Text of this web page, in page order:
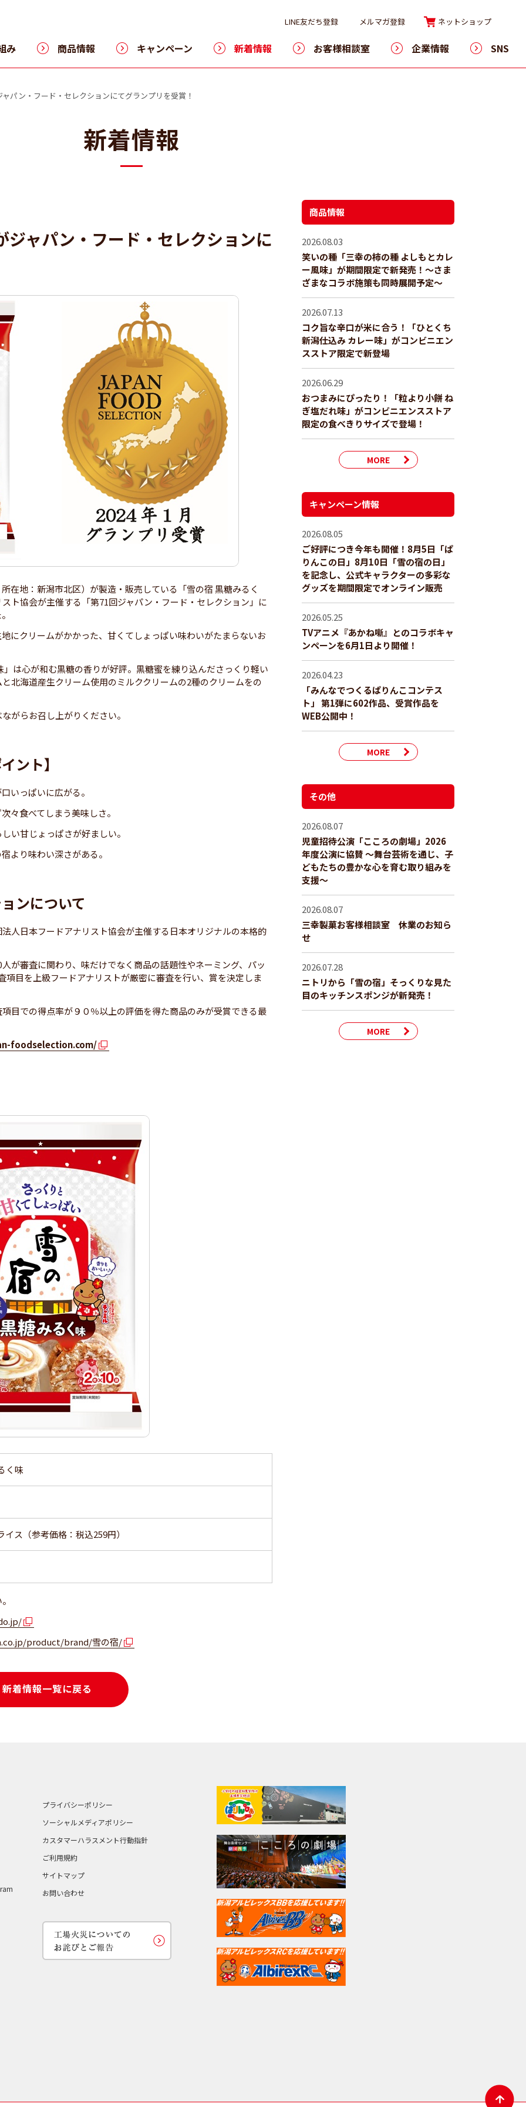
LINE友だち登録 メルマガ登録 ネットショップ
み 商品情報 キャンペーン 新着情報 お客様相談室 企業情報 SNS
パン・フード・セレクションにてグランプリを受賞！
新着情報
ジャパン・フード・セレクションに
在地：新潟市北区）が製造・販売している「雪の宿 黒糖みるく
ト協会が主催する「第71回ジャパン・フード・セレクション」に
にクリームがかかった、甘くてしょっぱい味わいがたまらないお
は心が和む黒糖の香りが好評。黒糖蜜を練り込んださっくり軽い
北海道産生クリーム使用のミルククリームの2種のクリームをの
がらお召し上がりください。
ント】
いっぱいに広がる。
々食べてしまう美味しさ。
い甘じょっぱさが好ましい。
より味わい深さがある。
ンについて
人日本フードアナリスト協会が主催する日本オリジナルの本格的
が審査に関わり、味だけでなく商品の話題性やネーミング、パッ
項目を上級フードアナリストが厳密に審査を行い、賞を決定しま
目での得点率が９０％以上の評価を得た商品のみが受賞できる最
foodselection.com/
く味
ス（参考価格：税込259円）
product/brand/雪の宿/
新着情報一覧に戻る
商品情報
2026.08.03
笑いの種「三幸の柿の種 よしもとカレ
ー風味」が期間限定で新発売！～さま
ざまなコラボ施策も同時展開予定～
2026.07.13
コク旨な辛口が米に合う！「ひとくち
新潟仕込み カレー味」がコンビニエン
スストア限定で新登場
2026.06.29
おつまみにぴったり！「粒より小餅 ね
ぎ塩だれ味」がコンビニエンスストア
限定の食べきりサイズで登場！
MORE
キャンペーン情報
2026.08.05
ご好評につき今年も開催！8月5日「ぱ
りんこの日」8月10日「雪の宿の日」
を記念し、公式キャラクターの多彩な
グッズを期間限定でオンライン販売
2026.05.25
TVアニメ『あかね噺』とのコラボキャ
ンペーンを6月1日より開催！
2026.04.23
「みんなでつくるぱりんこコンテス
ト」 第1弾に602作品、受賞作品を
WEB公開中！
MORE
その他
2026.08.07
児童招待公演「こころの劇場」2026
年度公演に協賛 ～舞台芸術を通じ、子
どもたちの豊かな心を育む取り組みを
支援～
2026.08.07
三幸製菓お客様相談室 休業のお知ら
せ
2026.07.28
ニトリから「雪の宿」そっくりな見た
目のキッチンスポンジが新発売！
MORE
プライバシーポリシー
ソーシャルメディアポリシー
カスタマーハラスメント行動指針
ご利用規約
サイトマップ
お問い合わせ